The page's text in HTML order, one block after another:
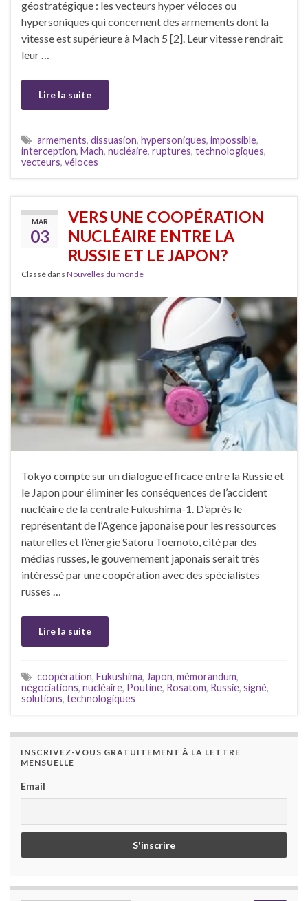
géostratégique : les vecteurs hyper véloces ou
hypersoniques qui concernent des armements dont la
vitesse est supérieure à Mach 5 [2]. Leur vitesse rendrait
leur …
Lire la suite
armements, dissuasion, hypersoniques, impossible,
interception, Mach, nucléaire, ruptures, technologiques,
vecteurs, véloces
MAR
03
VERS UNE COOPÉRATION
NUCLÉAIRE ENTRE LA
RUSSIE ET LE JAPON?
Classé dans Nouvelles du monde
Tokyo compte sur un dialogue efficace entre la Russie et
le Japon pour éliminer les conséquences de l’accident
nucléaire de la centrale Fukushima-1. D’après le
représentant de l’Agence japonaise pour les ressources
naturelles et l’énergie Satoru Toemoto, cité par des
médias russes, le gouvernement japonais serait très
intéressé par une coopération avec des spécialistes
russes …
Lire la suite
coopération, Fukushima, Japon, mémorandum,
négociations, nucléaire, Poutine, Rosatom, Russie, signé,
solutions, technologiques
INSCRIVEZ-VOUS GRATUITEMENT À LA LETTRE
MENSUELLE
Email